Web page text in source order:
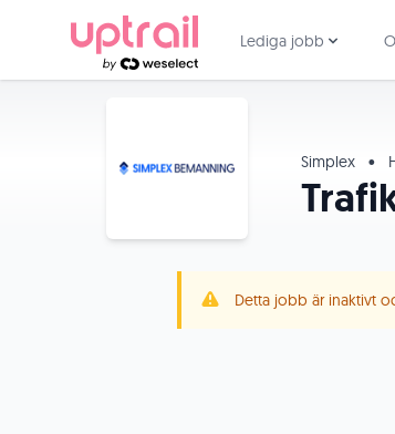
Lediga jobb
Simplex •
Detta jobb är inaktivt